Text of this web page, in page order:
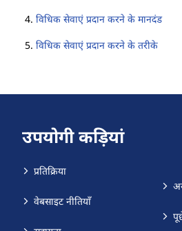
विधिक सेवाएं प्रदान करने के मानदंड
विधिक सेवाएं प्रदान करने के तरीके
उपयोगी कड़ियां
प्रतिक्रिया
वेबसाइट नीतियाँ